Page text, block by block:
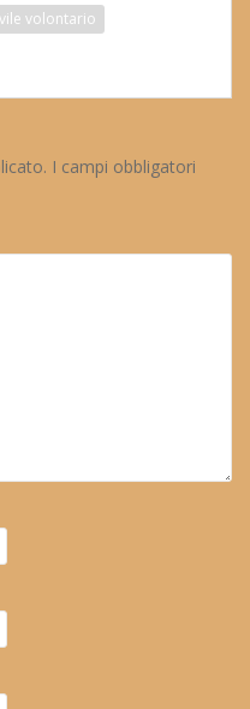
volontario
I campi obbligatori